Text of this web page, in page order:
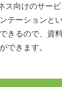
向けのサービ
テーションと
きるので、資
できます。